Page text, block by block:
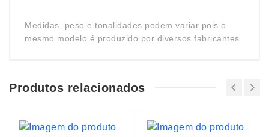
Medidas, peso e tonalidades podem variar pois o
mesmo modelo é produzido por diversos fabricantes.
Produtos relacionados